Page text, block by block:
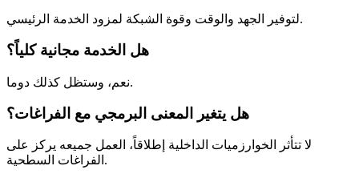
لتوفير الجهد والوقت وقوة الشبكة لمزود الخدمة الرئيسي.
هل الخدمة مجانية كلياً؟
نعم، وستظل كذلك دوما.
هل يتغير المعنى البرمجي مع الفراغات؟
لا تتأثر الخوارزميات الداخلية إطلاقاً، العمل جميعه يركز على
الفراغات السطحية.